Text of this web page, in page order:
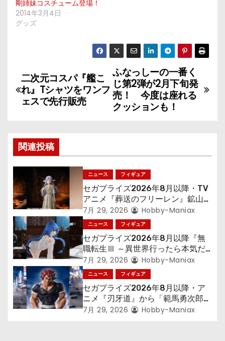
剛姉妹コスチューム登場！
2014年3月4日
グッズ
投
稿
ビ
ゲ
ー
シ
ョ
ン
ふなっしーの一番く
じ第2弾が2月下旬発
売！ 今度は座れる
クッションも！
二次元コスパ『艦こ
れ』Tシャツをワンフ
ェスで先行販売
関連投稿
ニュース フィギュア
セガプライズ2026年8月以降・TV
アニメ『葬送のフリーレン』鉱山で
300年働くことになっっちゃった
「フリーレン」を立体化！
7月 29, 2026 Hobby-Maniax
ニュース フィギュア
セガプライズ2026年8月以降『無
職転生Ⅲ ～異世界行ったら本気だ
す～』から「ロキシー」のフィギュ
アが登場！
7月 29, 2026 Hobby-Maniax
ニュース フィギュア
セガプライズ2026年8月以降・ア
ニメ『刃牙道』から「範馬勇次郎」
が登場ッッ!!
7月 29, 2026 Hobby-Maniax